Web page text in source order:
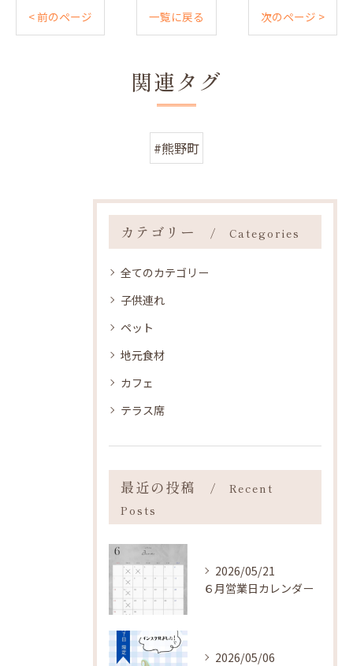
< 前のページ 一覧に戻る 次のページ >
関連タグ
#熊野町
カテゴリー Categories
全てのカテゴリー
子供連れ
ペット
地元食材
カフェ
テラス席
最近の投稿
Recent
Posts
2026/05/21
６月営業日カレンダー
2026/05/06